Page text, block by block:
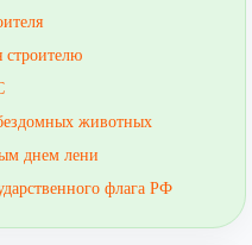
строителю
животных
днем лени
флага РФ